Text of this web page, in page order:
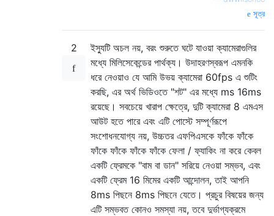
সূত্র
2
ইস্যুটি অচল নয়, বরং শুরুতে ঘটে যাওয়া ক্যামেরাগুলির
মধ্যে মিলিসেকেন্ডের পার্থক্য। উদাহরণস্বরূপ এমনকি
ধরে নেওয়াও যে আমি উভয় ক্যামেরা 60fps এ শুটিং
করছি, এর অর্থ ভিডিওতে "শট" এর মধ্যে ms 16ms
রয়েছে। সবচেয়ে খারাপ ক্ষেত্রে, দুটি ক্যামেরা 8 এমএস
আউট হতে পারে এবং এটি পোস্টে সম্পূর্ণরূপে
সংশোধনযোগ্য নয়, উচ্চতর এফপিএসকে ফাঁকে ফাঁকে
ফাঁকে ফাঁকে ফাঁকে ফাঁকে ফেলা / ফ্যাকিং না করে কেবল
একটি ফ্রেমকে "বাম বা ডান" সরিয়ে নেওয়া সম্ভব, এবং
একটি ফ্রেম 16 মিমের একটি আন্দোলন, তাই আপনি
8ms পিছনে 8ms পিছনে যেতে। প্রচুর বিষয়ের জন্য
এটি সম্ভবত কোনও সমস্যা নয়, তবে দুর্ভাগ্যক্রমে